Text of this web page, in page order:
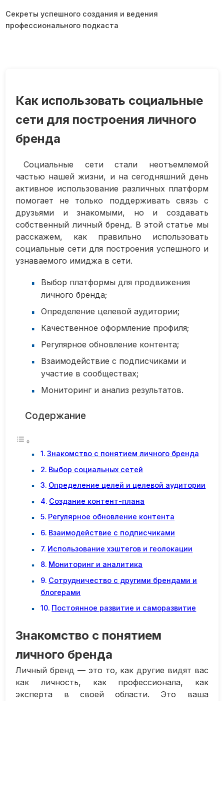
Как использовать социальные
сети для построения личного
бренда
Социальные сети стали неотъемлемой
частью нашей жизни, и на сегодняшний день
активное использование различных платформ
помогает не только поддерживать связь с
друзьями и знакомыми, но и создавать
собственный личный бренд. В этой статье мы
расскажем, как правильно использовать
социальные сети для построения успешного и
узнаваемого имиджа в сети.
Выбор платформы для продвижения
личного бренда;
Определение целевой аудитории;
Качественное оформление профиля;
Регулярное обновление контента;
Взаимодействие с подписчиками и
участие в сообществах;
Мониторинг и анализ результатов.
Содержание
Знакомство с понятием личного бренда
Выбор социальных сетей
Определение целей и целевой аудитории
Создание контент-плана
Регулярное обновление контента
Взаимодействие с подписчиками
Использование хэштегов и геолокации
Мониторинг и аналитика
Сотрудничество с другими брендами и
блогерами
Постоянное развитие и саморазвитие
Знакомство с понятием
личного бренда
Личный бренд — это то, как другие видят вас
как личность, как профессионала, как
эксперта в своей области. Это ваша
Секреты успешного создания и ведения
профессионального подкаста